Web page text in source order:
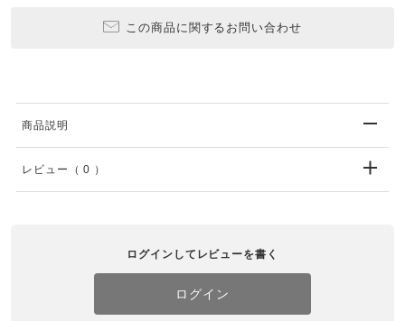
この商品に関するお問い合わせ
商品説明
レビュー （ 0 ）
ログインしてレビューを書く
ログイン